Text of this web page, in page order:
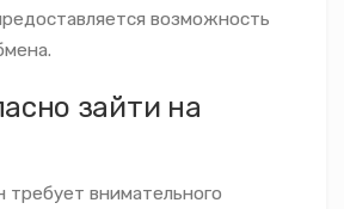
возможность
зайти на
требует внимательного